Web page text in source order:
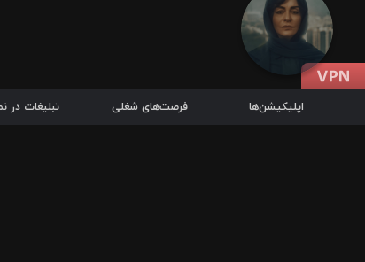
اپلیکیشن‌ها فرصت‌های شغلی تبلیغات در